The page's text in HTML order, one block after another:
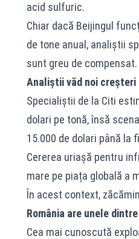
acid sulfuric.
Chiar dacă Beijingul
de tone anual, analiștii
sunt greu de compensat.
Analiștii văd noi
Specialiștii de la Citi
dolari pe tonă, însă
15.000 de dolari până la
Cererea uriașă pentru
mare pe piața globală a
În acest context,
România are unele
Cea mai cunoscută